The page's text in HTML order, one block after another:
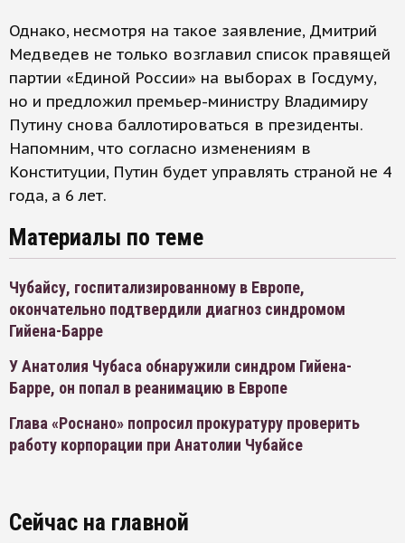
Однако, несмотря на такое заявление, Дмитрий
Медведев не только возглавил список правящей
партии «Единой России» на выборах в Госдуму,
но и предложил премьер-министру Владимиру
Путину снова баллотироваться в президенты.
Напомним, что согласно изменениям в
Конституции, Путин будет управлять страной не 4
года, а 6 лет.
Материалы по теме
Чубайсу, госпитализированному в Европе,
окончательно подтвердили диагноз синдромом
Гийена-Барре
У Анатолия Чубаса обнаружили синдром Гийена-
Барре, он попал в реанимацию в Европе
Глава «Роснано» попросил прокуратуру проверить
работу корпорации при Анатолии Чубайсе
Сейчас на главной